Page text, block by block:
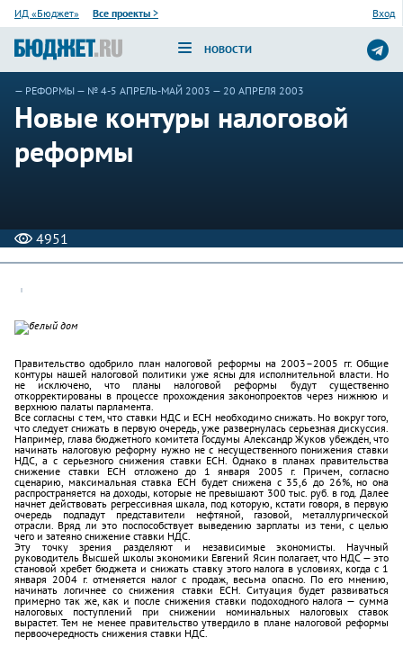
ИД «Бюджет» Все проекты > Вход
НОВОСТИ
— РЕФОРМЫ — № 4-5 АПРЕЛЬ-МАЙ 2003 — 20 АПРЕЛЯ 2003
Новые контуры налоговой
реформы
4951
Правительство одобрило план налоговой реформы на 2003–2005 гг. Общие
контуры нашей налоговой политики уже ясны для исполнительной власти. Но
не исключено, что планы налоговой реформы будут существенно
откорректированы в процессе прохождения законопроектов через нижнюю и
верхнюю палаты парламента.
Все согласны с тем, что ставки НДС и ЕСН необходимо снижать. Но вокруг того,
что следует снижать в первую очередь, уже развернулась серьезная дискуссия.
Например, глава бюджетного комитета Госдумы Александр Жуков убежден, что
начинать налоговую реформу нужно не с несущественного понижения ставки
НДС, а с серьезного снижения ставки ЕСН. Однако в планах правительства
снижение ставки ЕСН отложено до 1 января 2005 г. Причем, согласно
сценарию, максимальная ставка ЕСН будет снижена с 35,6 до 26%, но она
распространяется на доходы, которые не превышают 300 тыс. руб. в год. Далее
начнет действовать регрессивная шкала, под которую, кстати говоря, в первую
очередь подпадут представители нефтяной, газовой, металлургической
отрасли. Вряд ли это поспособствует выведению зарплаты из тени, с целью
чего и затеяно снижение ставки НДС.
Эту точку зрения разделяют и независимые экономисты. Научный
руководитель Высшей школы экономики Евгений Ясин полагает, что НДС — это
становой хребет бюджета и снижать ставку этого налога в условиях, когда с 1
января 2004 г. отменяется налог с продаж, весьма опасно. По его мнению,
начинать логичнее со снижения ставки ЕСН. Ситуация будет развиваться
примерно так же, как и после снижения ставки подоходного налога — сумма
налоговых поступлений при снижении номинальных налоговых ставок
вырастет. Тем не менее правительство утвердило в плане налоговой реформы
первоочередность снижения ставки НДС.